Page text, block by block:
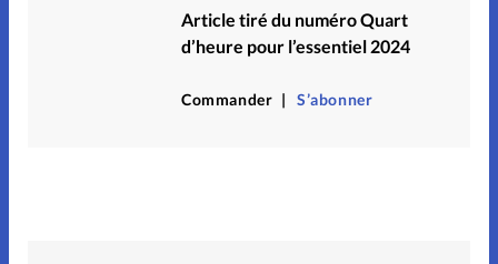
Article tiré du numéro Quart
d’heure pour l’essentiel 2024
Commander S’abonner